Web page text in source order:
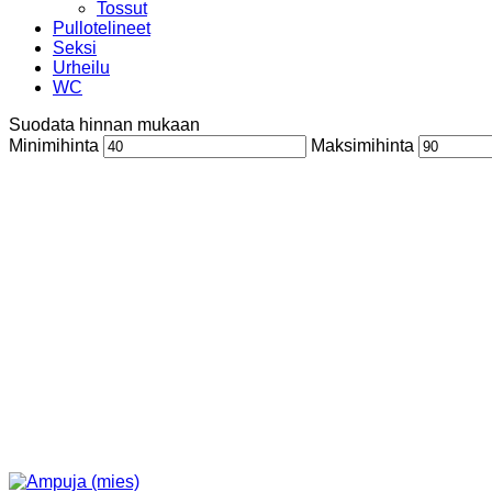
Tossut
Pullotelineet
Seksi
Urheilu
WC
Suodata hinnan mukaan
Minimihinta
Maksimihinta